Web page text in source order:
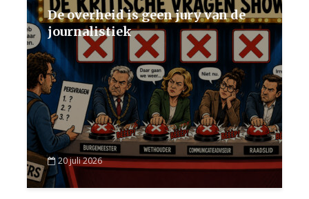
De overheid is geen jury van de
journalistiek
20 juli 2026